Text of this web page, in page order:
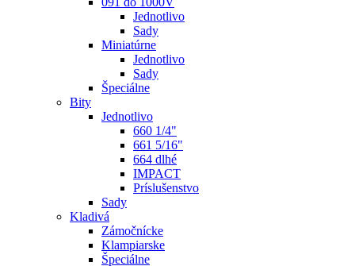
Jednotlivo
Sady
Miniatúrne
Jednotlivo
Sady
Špeciálne
Bity
Jednotlivo
660 1/4"
661 5/16"
664 dlhé
IMPACT
Príslušenstvo
Sady
Kladivá
Zámočnícke
Klampiarske
Špeciálne